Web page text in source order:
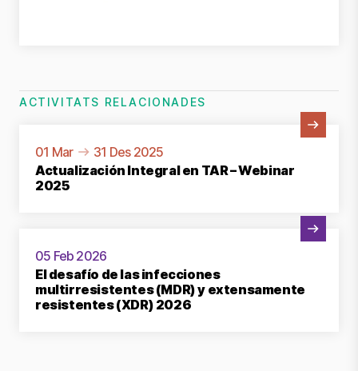
ACTIVITATS RELACIONADES
01 Mar
31 Des 2025
Actualización Integral en TAR – Webinar
2025
05 Feb 2026
El desafío de las infecciones
multirresistentes (MDR) y extensamente
resistentes (XDR) 2026